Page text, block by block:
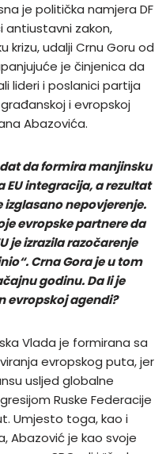
je politička namjera DF
antiustavni zakon,
krizu, udalji Crnu Goru od
je činjenica da
lideri i poslanici partija
i evropskoj
Abazovića.
da formira manjinsku
integracija, a rezultat
nepovjerenje.
evropske partnere da
je izrazila razočarenje
Crna Gora je u tom
godinu. Da li je
evropskoj agendi?
Vlada je formirana sa
evropskog puta, jer
usljed globalne
Ruske Federacije
Umjesto toga, kao i
Abazović je kao svoje